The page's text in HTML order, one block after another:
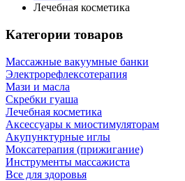
Лечебная косметика
Категории товаров
Массажные вакуумные банки
Электрорефлексотерапия
Мази и масла
Скребки гуаша
Лечебная косметика
Аксессуары к миостимуляторам
Акупунктурные иглы
Моксатерапия (прижигание)
Инструменты массажиста
Все для здоровья